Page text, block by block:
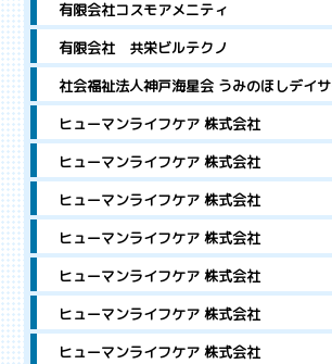
有限会社コスモアメニティ
有限会社 共栄ビルテクノ
社会福祉法人神戸海星会 うみのほしデイ
ヒューマンライフケア 株式会社
ヒューマンライフケア 株式会社
ヒューマンライフケア 株式会社
ヒューマンライフケア 株式会社
ヒューマンライフケア 株式会社
ヒューマンライフケア 株式会社
ヒューマンライフケア 株式会社